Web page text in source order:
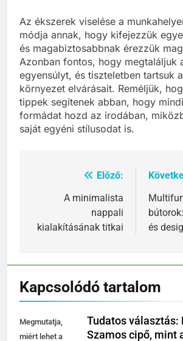
Az ékszerek viselése a
módja annak, hogy kifejezzük
és magabiztosabbnak érezzük
Azonban fontos, hogy megtaláljuk
egyensúlyt, és tiszteletben tartsuk
környezet elvárásait. Reméljük,
tippek segítenek abban, hogy
formádat hozd az irodában,
saját egyéni stílusodat is.
Bejegyzés
navigáció
Előző:
A minimalista
nappali
kialakításának titkai
és
Kapcsolódó tartalom
Megmutatja,
miért lehet a
Tudatos választás:
Szamos cipő, mint